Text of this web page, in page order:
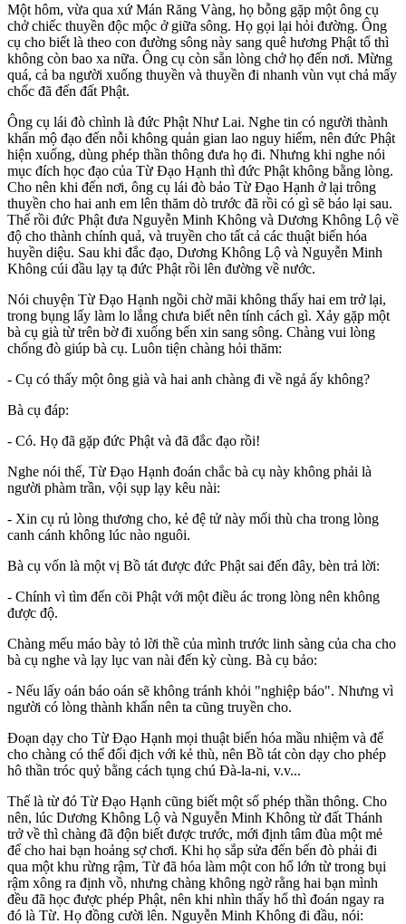
Một hôm, vừa qua xứ Mán Răng Vàng, họ bỗng gặp một ông cụ
chở chiếc thuyền độc mộc ở giữa sông. Họ gọi lại hỏi đường. Ông
cụ cho biết là theo con đường sông này sang quê hương Phật tổ thì
không còn bao xa nữa. Ông cụ còn sẵn lòng chở họ đến nơi. Mừng
quá, cả ba người xuống thuyền và thuyền đi nhanh vùn vụt chả mấy
chốc đã đến đất Phật.
Ông cụ lái đò chình là đức Phật Như Lai. Nghe tin có người thành
khẩn mộ đạo đến nỗi không quản gian lao nguy hiểm, nên đức Phật
hiện xuống, dùng phép thần thông đưa họ đi. Nhưng khi nghe nói
mục đích học đạo của Từ Đạo Hạnh thì đức Phật không bằng lòng.
Cho nên khi đến nơi, ông cụ lái đò bảo Từ Đạo Hạnh ở lại trông
thuyền cho hai anh em lên thăm dò trước đã rồi có gì sẽ báo lại sau.
Thế rồi đức Phật đưa Nguyễn Minh Không và Dương Không Lộ về
độ cho thành chính quả, và truyền cho tất cả các thuật biến hóa
huyền diệu. Sau khi đắc đạo, Dương Không Lộ và Nguyễn Minh
Không cúi đầu lạy tạ đức Phật rồi lên đường về nước.
Nói chuyện Từ Đạo Hạnh ngồi chờ mãi không thấy hai em trở lại,
trong bụng lấy làm lo lắng chưa biết nên tính cách gì. Xảy gặp một
bà cụ già từ trên bờ đi xuống bến xin sang sông. Chàng vui lòng
chống đò giúp bà cụ. Luôn tiện chàng hỏi thăm:
- Cụ có thấy một ông già và hai anh chàng đi về ngả ấy không?
Bà cụ đáp:
- Có. Họ đã gặp đức Phật và đã đắc đạo rồi!
Nghe nói thế, Từ Đạo Hạnh đoán chắc bà cụ này không phải là
người phàm trần, vội sụp lạy kêu nài:
- Xin cụ rủ lòng thương cho, kẻ đệ tử này mối thù cha trong lòng
canh cánh không lúc nào nguôi.
Bà cụ vốn là một vị Bồ tát được đức Phật sai đến đây, bèn trả lời:
- Chính vì tìm đến cõi Phật với một điều ác trong lòng nên không
được độ.
Chàng mếu máo bày tỏ lời thề của mình trước linh sàng của cha cho
bà cụ nghe và lạy lục van nài đến kỳ cùng. Bà cụ bảo:
- Nếu lấy oán báo oán sẽ không tránh khỏi "nghiệp báo". Nhưng vì
người có lòng thành khẩn nên ta cũng truyền cho.
Đoạn dạy cho Từ Đạo Hạnh mọi thuật biến hóa mầu nhiệm và để
cho chàng có thể đối địch với kẻ thù, nên Bồ tát còn dạy cho phép
hô thần tróc quỷ bằng cách tụng chú Đà-la-ni, v.v...
Thế là từ đó Từ Đạo Hạnh cũng biết một số phép thần thông. Cho
nên, lúc Dương Không Lộ và Nguyễn Minh Không từ đất Thánh
trở về thì chàng đã độn biết được trước, mới định tâm đùa một mẻ
để cho hai bạn hoảng sợ chơi. Khi họ sắp sửa đến bến đò phải đi
qua một khu rừng rậm, Từ đã hóa làm một con hổ lớn từ trong bụi
rậm xông ra định vồ, nhưng chàng không ngờ rằng hai bạn mình
đều đã học được phép Phật, nên khi nhìn thấy hổ thì đoán ngay ra
đó là Từ. Họ đồng cười lên. Nguyễn Minh Không đi đầu, nói: